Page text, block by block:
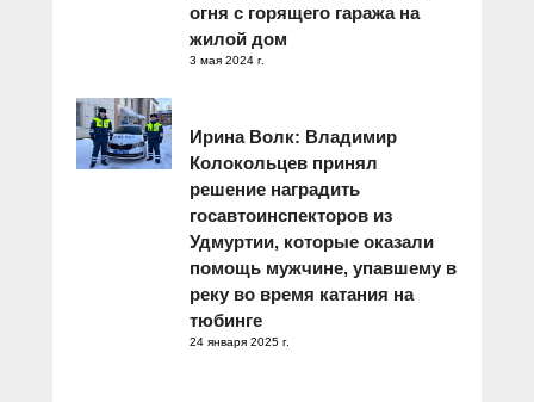
огня с горящего гаража на
жилой дом
3 мая 2024 г.
Ирина Волк: Владимир
Колокольцев принял
решение наградить
госавтоинспекторов из
Удмуртии, которые оказали
помощь мужчине, упавшему в
реку во время катания на
тюбинге
24 января 2025 г.